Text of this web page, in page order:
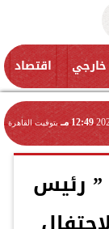
خارجي اقتصاد
12:49 مـ بتوقيت القاهرة
رئيس